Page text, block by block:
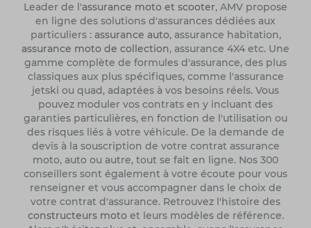
Leader de l'assurance moto et scooter, AMV propose
en ligne des solutions d'assurances dédiées aux
particuliers : assurance auto, assurance habitation,
assurance moto de collection, assurance 4X4 etc. Une
gamme complète de formules d'assurance, des plus
classiques aux plus spécifiques, comme l'assurance
jetski ou quad, adaptées à vos besoins réels. Vous
pouvez moduler vos contrats en y incluant des
garanties particulières, en fonction de l'utilisation ou
des risques liés à votre véhicule. De la demande de
devis à la souscription de votre contrat assurance
moto, auto ou autre, tout se fait en ligne. Nos 300
conseillers sont également à votre écoute pour vous
renseigner et vous accompagner dans le choix de
votre contrat d'assurance. Retrouvez l'histoire des
constructeurs motoet leurs modèles de référence.